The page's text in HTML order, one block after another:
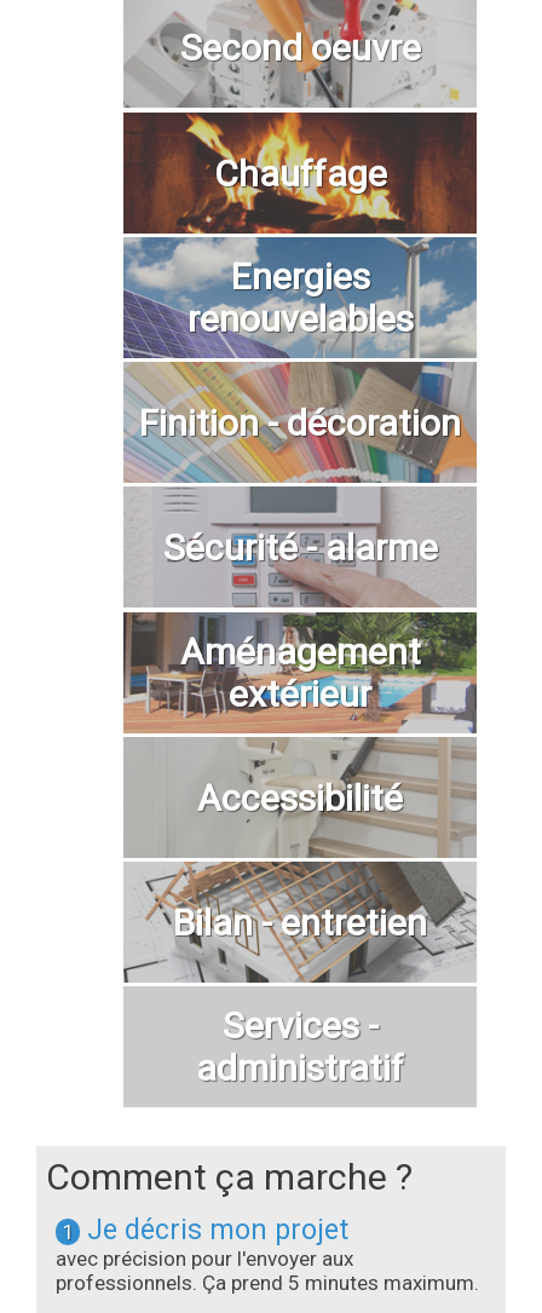
Second oeuvre
Chauffage
Energies
renouvelables
Finition - décoration
Sécurité - alarme
Aménagement
extérieur
Accessibilité
Bilan - entretien
Services -
administratif
Comment ça marche ?
1 Je décris mon projet
avec précision pour l'envoyer aux
professionnels. Ça prend 5 minutes maximum.